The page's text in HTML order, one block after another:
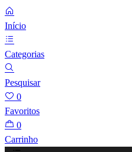
Início
Categorias
Pesquisar
0
Favoritos
0
Carrinho